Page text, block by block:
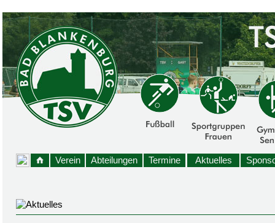
Verein Abteilungen Termine Aktuelles